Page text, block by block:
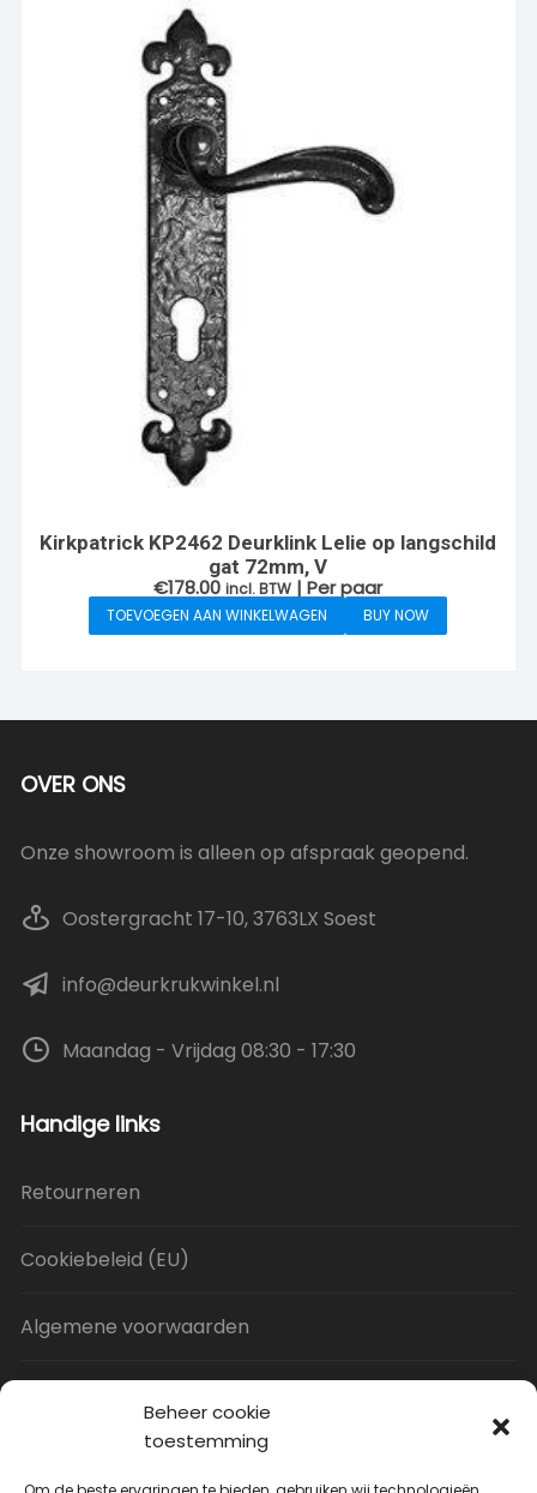
Beheer cookie
toestemming
Kirkpatrick KP2462 Deurklink Lelie op langschild
gat 72mm, V
€178.00 incl. BTW | Per paar
TOEVOEGEN AAN WINKELWAGEN BUY NOW
OVER ONS
Onze showroom is alleen op afspraak geopend.
Oostergracht 17-10, 3763LX Soest
info@deurkrukwinkel.nl
Maandag - Vrijdag 08:30 - 17:30
Handige links
Retourneren
Cookiebeleid (EU)
Algemene voorwaarden